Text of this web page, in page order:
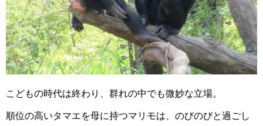
こどもの時代は終わり、群れの中でも微妙な立場。
順位の高いタマエを母に持つマリモは、のびのびと過ごし